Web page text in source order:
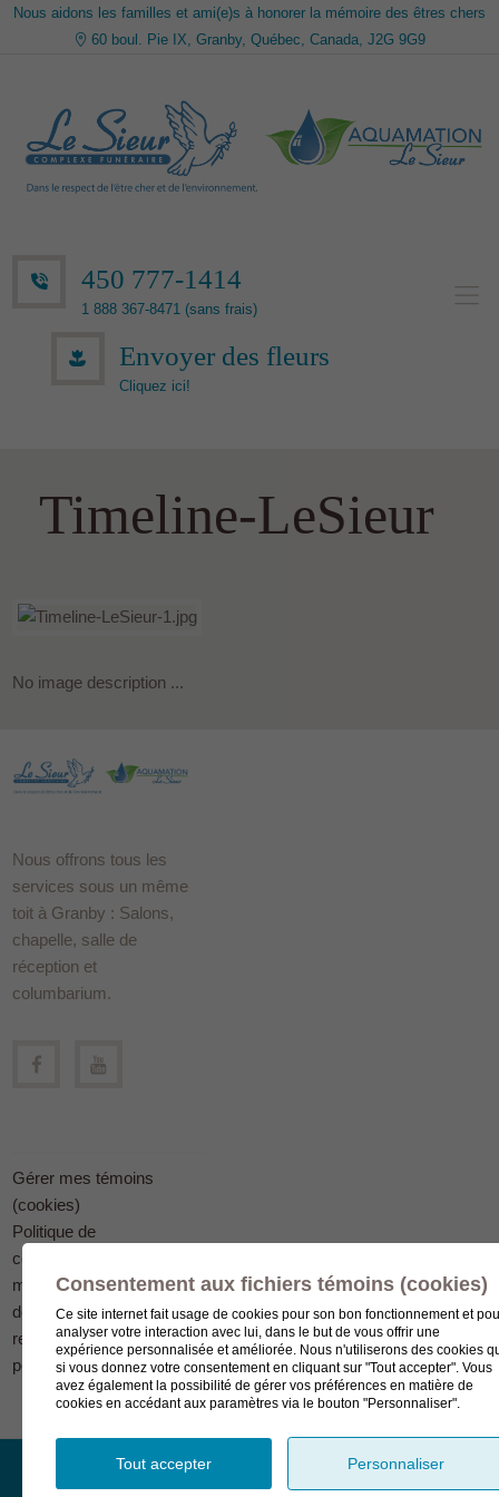
Nous aidons les familles et ami(e)s à honorer la mémoire des êtres chers
60 boul. Pie IX, Granby, Québec, Canada, J2G 9G9
450 777-1414
1 888 367-8471 (sans frais)
Envoyer des fleurs
Cliquez ici!
Timeline-LeSieur
No image description ...
Nous offrons tous les
services sous un même
toit à Granby : Salons,
chapelle, salle de
réception et
columbarium.
Gérer mes témoins
(cookies)
Politique de
confidentialité en
matière
de protection des
renseignements
personnels
© Complexe funéraire LeSieur 2023.
Consentement aux fichiers témoins (cookies)
Ce site internet fait usage de cookies pour son bon fonctionnement et
analyser votre interaction avec lui, dans le but de vous offrir une
expérience personnalisée et améliorée. Nous n'utiliserons des cookies
si vous donnez votre consentement en cliquant sur "Tout accepter". Vous
avez également la possibilité de gérer vos préférences en matière de
cookies en accédant aux paramètres via le bouton "Personnaliser".
Tout accepter Personnaliser